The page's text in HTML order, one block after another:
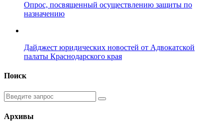
Опрос, посвященный осуществлению защиты по
назначению
Дайджест юридических новостей от Адвокатской
палаты Краснодарского края
Поиск
Введите
запрос
Архивы